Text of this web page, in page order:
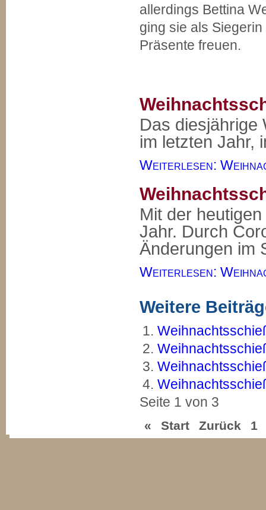
allerdings Bettina
ging sie als
Präsente freuen.
Das diesjährige
im letzten Jahr,
Weiterlesen:
Mit der
Jahr. Durch
Änderungen im
Weiterlesen:
Weitere
Seite 1 von 3
« Start Zurück 1